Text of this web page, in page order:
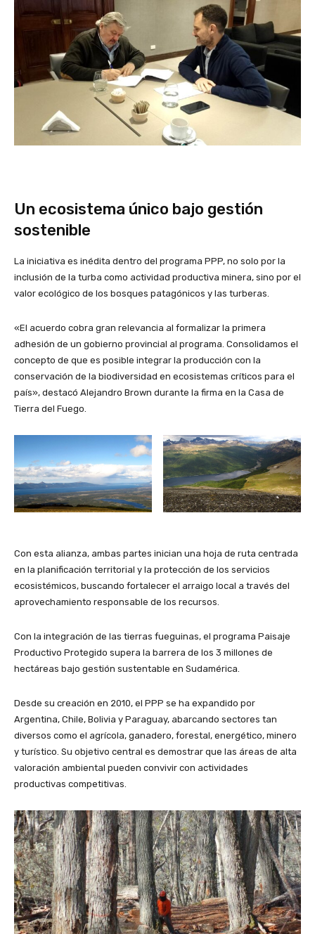
Un ecosistema único bajo gestión
sostenible
La iniciativa es inédita dentro del programa PPP, no solo por la
inclusión de la turba como actividad productiva minera, sino por el
valor ecológico de los bosques patagónicos y las turberas.
«El acuerdo cobra gran relevancia al formalizar la primera
adhesión de un gobierno provincial al programa. Consolidamos el
concepto de que es posible integrar la producción con la
conservación de la biodiversidad en ecosistemas críticos para el
país», destacó Alejandro Brown durante la firma en la Casa de
Tierra del Fuego.
Con esta alianza, ambas partes inician una hoja de ruta centrada
en la planificación territorial y la protección de los servicios
ecosistémicos, buscando fortalecer el arraigo local a través del
aprovechamiento responsable de los recursos.
Con la integración de las tierras fueguinas, el programa Paisaje
Productivo Protegido supera la barrera de los 3 millones de
hectáreas bajo gestión sustentable en Sudamérica.
Desde su creación en 2010, el PPP se ha expandido por
Argentina, Chile, Bolivia y Paraguay, abarcando sectores tan
diversos como el agrícola, ganadero, forestal, energético, minero
y turístico. Su objetivo central es demostrar que las áreas de alta
valoración ambiental pueden convivir con actividades
productivas competitivas.